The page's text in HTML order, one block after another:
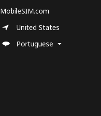
MobileSIM.com
United States
Portuguese